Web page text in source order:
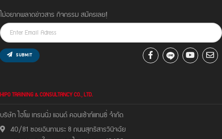
ไม่อยากพลาดข่าวสาร กิจกรรม สมัครเลย!
SUBMIT
HIPO TRAINING & CONSULTANCY CO., LTD.
บริษัท ไฮโพ เทรนนิ่ง แอนด์ คอนเซ้าท์แทนซี่ จํากัด
40/81 ซอยอินทามระ 8 ถนนสุทธิสารวินิจฉัย